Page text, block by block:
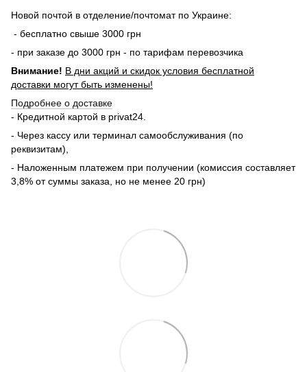
Новой почтой в отделение/почтомат по Украине:
- бесплатно свыше 3000 грн
- при заказе до 3000 грн - по тарифам перевозчика
Внимание! В дни акций и скидок условия бесплатной
доставки могут быть изменены!
Подробнее о доставке
- Кредитной картой в privat24.
- Через кассу или терминал самообслуживания (по
реквизитам),
- Наложенным платежем при получении (комиссия составляет
3,8% от суммы заказа, но не менее 20 грн)